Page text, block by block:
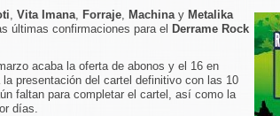
, Vita Imana, Forraje, Machina y Metalika
últimas confirmaciones para el
Derrame Rock
acaba la oferta de abonos y el 16 en
la presentación del cartel definitivo con las 10
faltan para completar el cartel, así como la
días.